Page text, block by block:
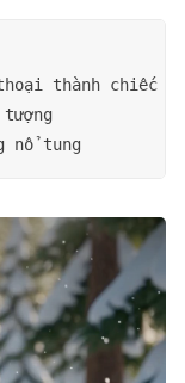
thành chiếc